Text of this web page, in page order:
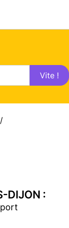
Vite !
/
DIJON :